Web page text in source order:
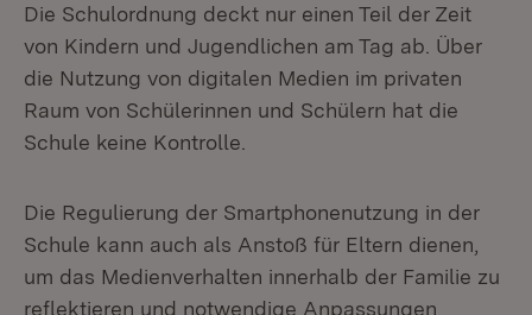
Die Schulordnung deckt nur einen Teil der Zeit
von Kindern und Jugendlichen am Tag ab. Über
die Nutzung von digitalen Medien im privaten
Raum von Schülerinnen und Schülern hat die
Schule keine Kontrolle.
Die Regulierung der Smartphonenutzung in der
Schule kann auch als Anstoß für Eltern dienen,
um das Medienverhalten innerhalb der Familie zu
reflektieren und notwendige Anpassungen